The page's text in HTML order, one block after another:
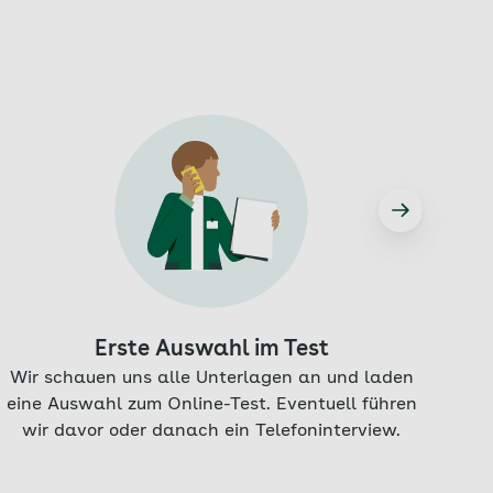
Erste Auswahl im Test
Wir schauen uns alle Unterlagen an und laden
eine Auswahl zum Online-Test. Eventuell führen
wir davor oder danach ein Telefoninterview.